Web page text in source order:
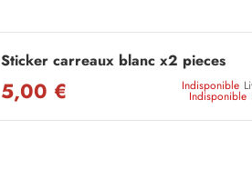
Sticker carreaux blanc x2 pieces
5,00 € Indisponible
Indisponible